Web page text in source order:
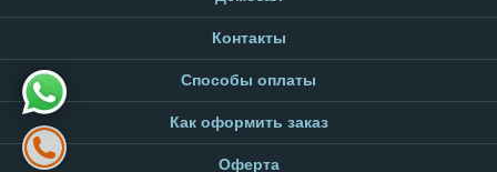
Контакты
Способы оплаты
Как оформить заказ
Оферта